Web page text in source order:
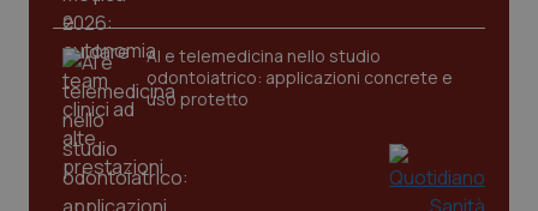
AI e telemedicina nello studio
odontoiatrico: applicazioni concrete e
uso protetto
CookieScriptConsent
CookieScript
www.quotidianosanita.it